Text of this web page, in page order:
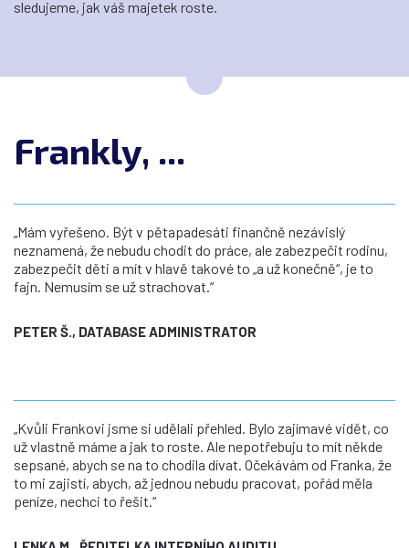
sledujeme, jak váš majetek roste.
Frankly, ...
„Mám vyřešeno. Být v pětapadesáti finančně nezávislý
neznamená, že nebudu chodit do práce, ale zabezpečit rodinu,
zabezpečit děti a mít v hlavě takové to „a už konečně“, je to
fajn. Nemusím se už strachovat.“
PETER Š., DATABASE ADMINISTRATOR
„Kvůli Frankovi jsme si udělali přehled. Bylo zajímavé vidět, co
už vlastně máme a jak to roste. Ale nepotřebuju to mít někde
sepsané, abych se na to chodila dívat. Očekávám od Franka, že
to mi zajistí, abych, až jednou nebudu pracovat, pořád měla
peníze, nechci to řešit.“